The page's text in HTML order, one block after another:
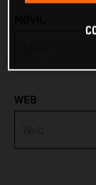
Austria
Azerbaijan
WEB